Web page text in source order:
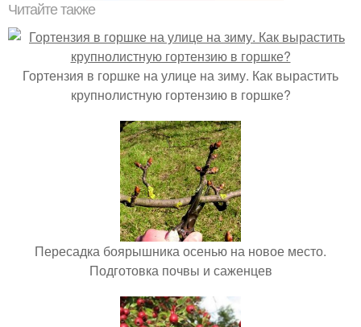
Читайте также
Гортензия в горшке на улице на зиму. Как вырастить
крупнолистную гортензию в горшке?
Пересадка боярышника осенью на новое место.
Подготовка почвы и саженцев